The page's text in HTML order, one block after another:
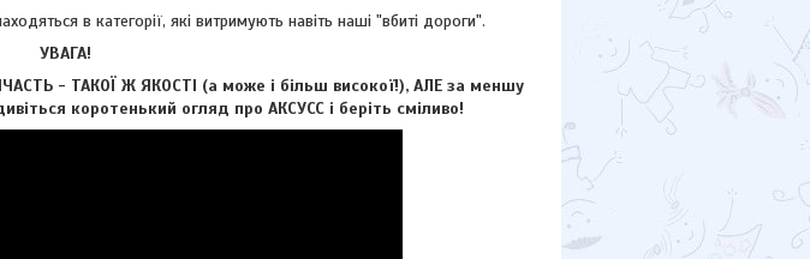
в категорії, які витримують навіть наші "вбиті дороги".
УВАГА!
- ТАКОЇ Ж ЯКОСТІ (а може і більш високої!), АЛЕ за меншу
коротенький огляд про АКСУСС і беріть сміливо!